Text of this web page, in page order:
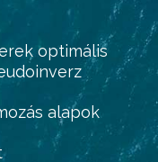
optimális
alapok